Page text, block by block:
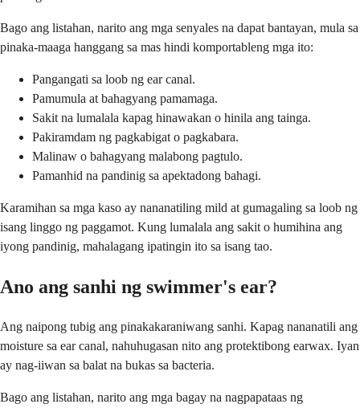
Bago ang listahan, narito ang mga senyales na dapat bantayan, mula sa
pinaka-maaga hanggang sa mas hindi komportableng mga ito:
Pangangati sa loob ng ear canal.
Pamumula at bahagyang pamamaga.
Sakit na lumalala kapag hinawakan o hinila ang tainga.
Pakiramdam ng pagkabigat o pagkabara.
Malinaw o bahagyang malabong pagtulo.
Pamanhid na pandinig sa apektadong bahagi.
Karamihan sa mga kaso ay nananatiling mild at gumagaling sa loob ng
isang linggo ng paggamot. Kung lumalala ang sakit o humihina ang
iyong pandinig, mahalagang ipatingin ito sa isang tao.
Ano ang sanhi ng swimmer's ear?
Ang naipong tubig ang pinakakaraniwang sanhi. Kapag nananatili ang
moisture sa ear canal, nahuhugasan nito ang protektibong earwax. Iyan
ay nag-iiwan sa balat na bukas sa bacteria.
Bago ang listahan, narito ang mga bagay na nagpapataas ng